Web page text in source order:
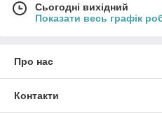
Сьогодні вихідний
Показати весь графік
Про нас
Контакти